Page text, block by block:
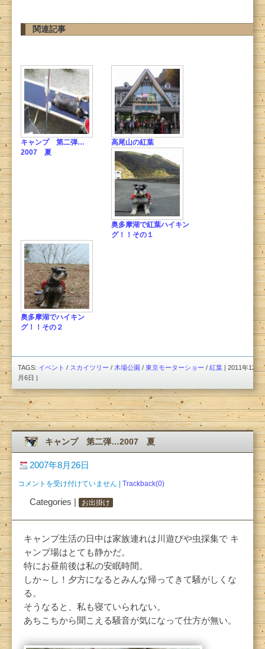
関連記事
キャンプ 第二弾…
2007 夏
高尾山の紅葉
奥多摩湖で紅葉ハイキン
グ！！その１
奥多摩湖でハイキン
グ！！その２
TAGS: イベント / スカイツリー / 木場公園 / 東京モーターショー / 紅葉 | 2011年12
月6日 |
キャンプ 第二弾…2007 夏
2007年8月26日
キ
弾…
2007
コメントを受け付けていません Trackback(0)
Categories | お出掛け
キャンプ生活の日中は家族連れは川遊びや虫採集で キ
ャンプ場はとても静かだ。
特にお昼前後は私の安眠時間。
しか～し！夕方になるとみんな帰ってきて騒がしくな
る。
そうなると、私も寝ていられない。
あちこちから聞こえる騒音が気になって仕方が無い。